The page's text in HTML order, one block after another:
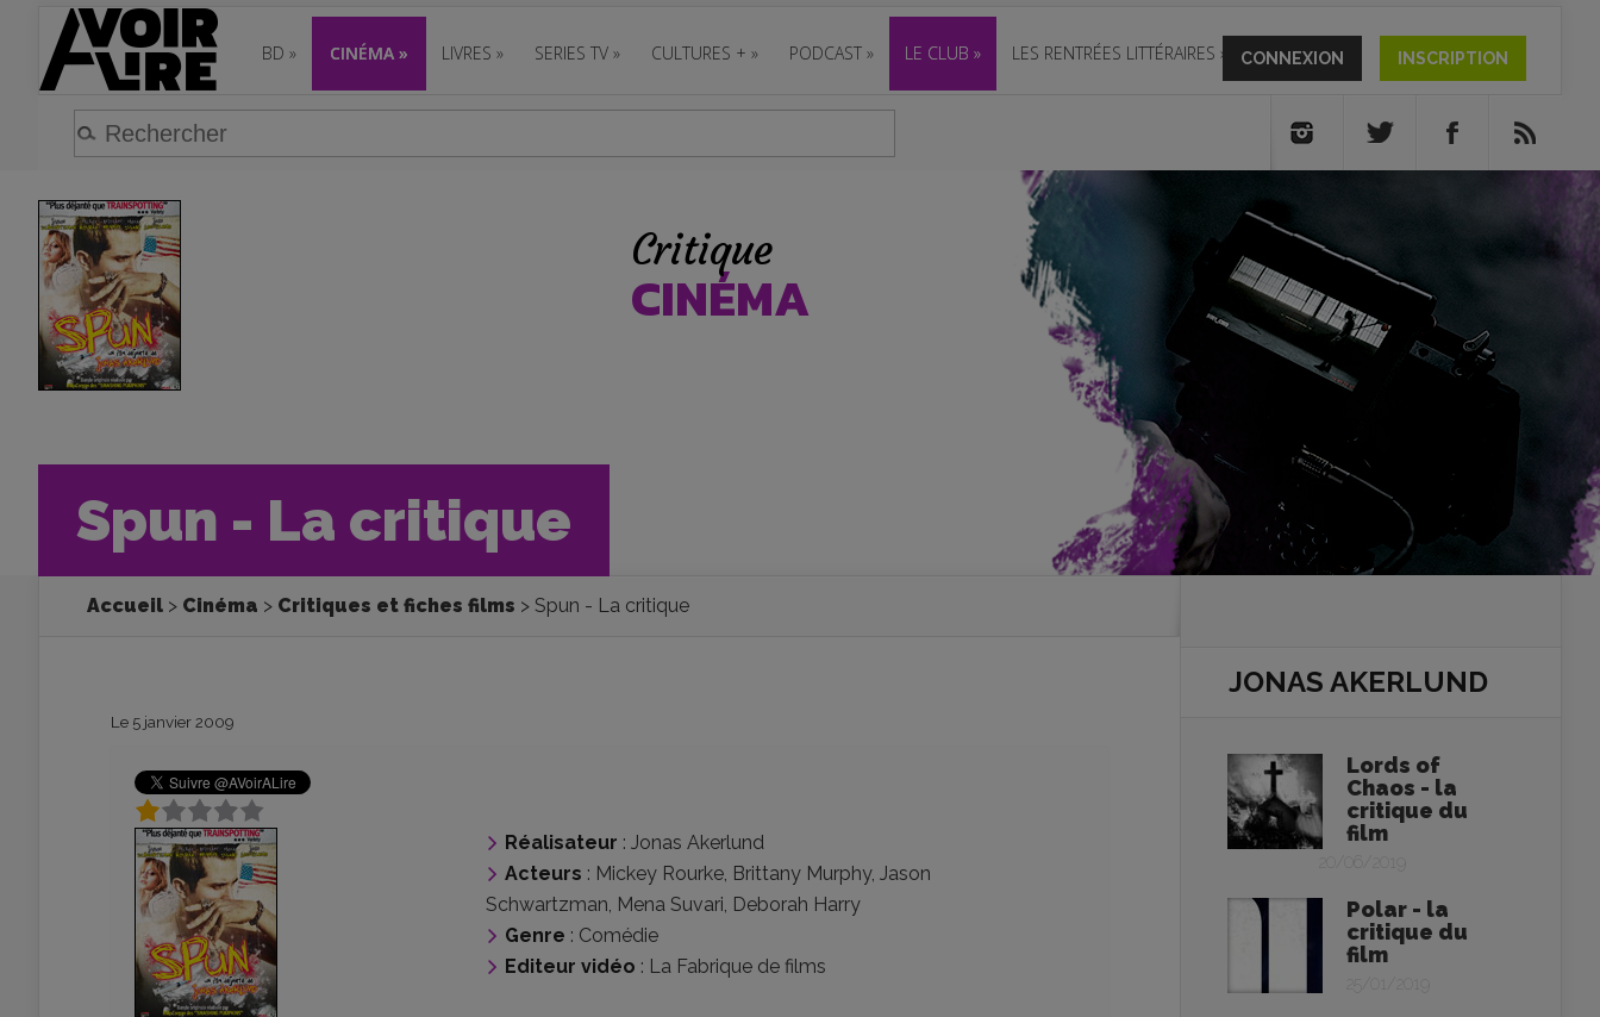
BD » CINÉMA » LIVRES » SERIES TV » CULTURES + » PODCAST » LE CLUB » LES RENTRÉES LITTÉRAIRES » CONNEXION INSCRIPTION
Critique
CINÉMA
Spun - La critique
Accueil Cinéma Critiques et fiches films Spun - La critique
Le 5 janvier 2009
Réalisateur : Jonas Akerlund
Acteurs : Mickey Rourke, Brittany Murphy, Jason
Schwartzman, Mena Suvari, Deborah Harry
Genre : Comédie
Editeur vidéo : La Fabrique de films
JONAS AKERLUND
Lords of
Chaos - la
critique du
film
Polar - la
critique du
film